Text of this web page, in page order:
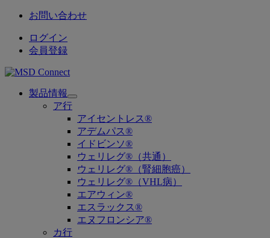
お問い合わせ
ログイン
会員登録
製品情報
Open
submenu
ア行
アイセントレス®
アデムパス®
イドビンソ®
ウェリレグ®（共通）
ウェリレグ®（腎細胞癌）
ウェリレグ®（VHL病）
エアウィン®
エスラックス®
エヌフロンシア®
カ行